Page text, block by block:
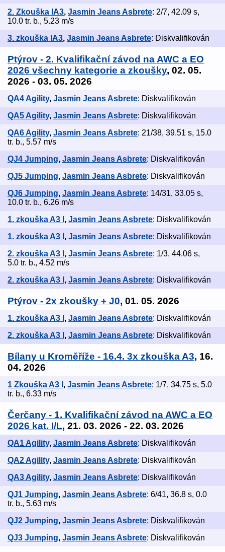
2. Zkouška IA3, Jasmin Jeans Asbrete: 2/7, 42.09 s,
10.0 tr. b., 5.23 m/s
3. zkouška IA3, Jasmin Jeans Asbrete: Diskvalifikován
Ptýrov - 2. Kvalifikační závod na AWC a EO
2026 všechny kategorie a zkoušky, 02. 05.
2026 - 03. 05. 2026
QA4 Agility, Jasmin Jeans Asbrete: Diskvalifikován
QA5 Agility, Jasmin Jeans Asbrete: Diskvalifikován
QA6 Agility, Jasmin Jeans Asbrete: 21/38, 39.51 s, 15.0
tr. b., 5.57 m/s
QJ4 Jumping, Jasmin Jeans Asbrete: Diskvalifikován
QJ5 Jumping, Jasmin Jeans Asbrete: Diskvalifikován
QJ6 Jumping, Jasmin Jeans Asbrete: 14/31, 33.05 s,
10.0 tr. b., 6.26 m/s
1. zkouška A3 I , Jasmin Jeans Asbrete: Diskvalifikován
1. zkouška A3 I , Jasmin Jeans Asbrete: Diskvalifikován
2. zkouška A3 I , Jasmin Jeans Asbrete: 1/3, 44.06 s,
5.0 tr. b., 4.52 m/s
2. zkouška A3 I , Jasmin Jeans Asbrete: Diskvalifikován
Ptýrov - 2x zkoušky + J0, 01. 05. 2026
1. zkouška A3 I , Jasmin Jeans Asbrete: Diskvalifikován
2. zkouška A3 I , Jasmin Jeans Asbrete: Diskvalifikován
Bílany u Kroměříže - 16.4. 3x zkouška A3, 16.
04. 2026
1 Zkouška A3 I , Jasmin Jeans Asbrete: 1/7, 34.75 s, 5.0
tr. b., 6.33 m/s
Čerčany - 1. Kvalifikační závod na AWC a EO
2026 kat. I/L, 21. 03. 2026 - 22. 03. 2026
QA1 Agility, Jasmin Jeans Asbrete: Diskvalifikován
QA2 Agility, Jasmin Jeans Asbrete: Diskvalifikován
QA3 Agility, Jasmin Jeans Asbrete: Diskvalifikován
QJ1 Jumping, Jasmin Jeans Asbrete: 6/41, 36.8 s, 0.0
tr. b., 5.63 m/s
QJ2 Jumping, Jasmin Jeans Asbrete: Diskvalifikován
QJ3 Jumping, Jasmin Jeans Asbrete: Diskvalifikován